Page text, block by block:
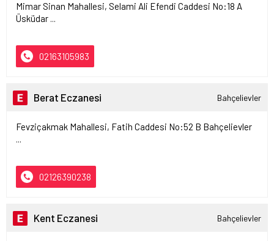
Mimar Sinan Mahallesi, Selami Ali Efendi Caddesi No:18 A
Üsküdar ...
02163105983
Berat Eczanesi Bahçelievler
Fevziçakmak Mahallesi, Fatih Caddesi No:52 B Bahçelievler
...
02126390238
Kent Eczanesi Bahçelievler